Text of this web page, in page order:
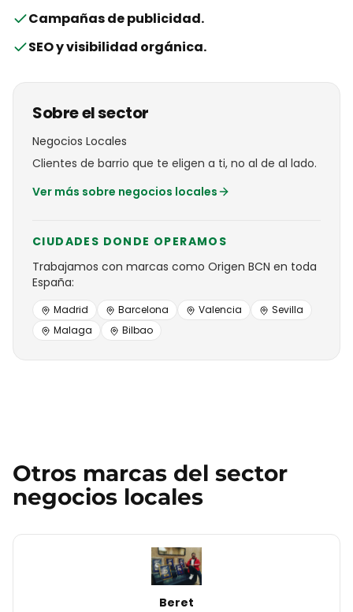
Campañas de publicidad.
SEO y visibilidad orgánica.
Sobre el sector
Negocios Locales
Clientes de barrio que te eligen a ti, no al de al lado.
Ver más sobre negocios locales
CIUDADES DONDE OPERAMOS
Trabajamos con marcas como Origen BCN en toda
España:
Madrid Barcelona Valencia
Sevilla
Malaga
Bilbao
Otros marcas del sector
negocios locales
Beret